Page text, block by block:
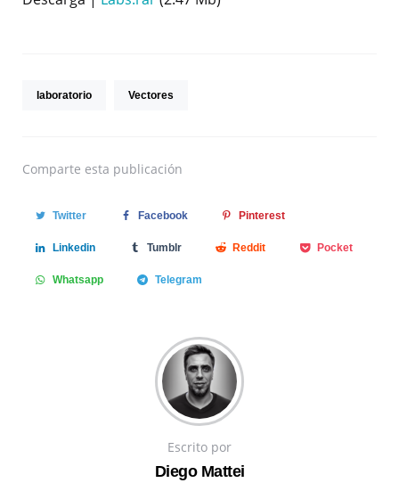
laboratorio Vectores
Comparte esta publicación
Twitter Facebook Pinterest
Linkedin Tumblr Reddit Pocket
Whatsapp Telegram
Escrito por
Diego Mattei